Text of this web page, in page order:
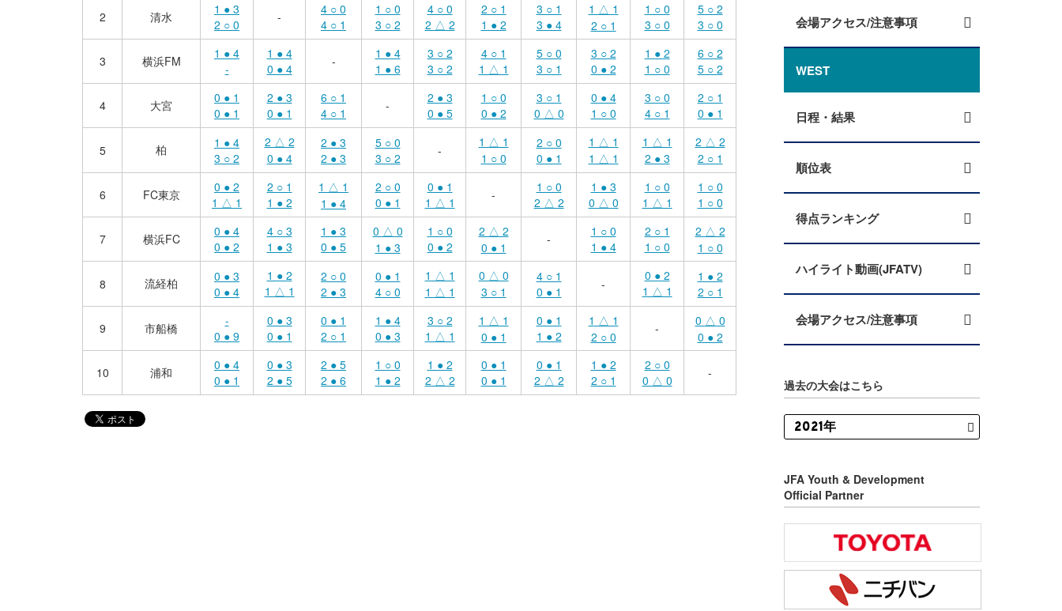
2 清水
1 ● 3
2 ○ 0
-
4 ○ 0
4 ○ 1
1 ○ 0
3 ○ 2
4 ○ 0
2 △ 2
2 ○ 1
1 ● 2
3 ○ 1
3 ● 4
1 △ 1
2 ○ 1
1 ○ 0
3 ○ 0
5 ○ 2
3 ○ 0
3 横浜FM
1 ● 4
-
1 ● 4
0 ● 4
-
1 ● 4
1 ● 6
3 ○ 2
3 ○ 2
4 ○ 1
1 △ 1
5 ○ 0
3 ○ 1
3 ○ 2
0 ● 2
1 ● 2
1 ○ 0
6 ○ 2
5 ○ 2
4 大宮
0 ● 1
0 ● 1
2 ● 3
0 ● 1
6 ○ 1
4 ○ 1
-
2 ● 3
0 ● 5
1 ○ 0
0 ● 2
3 ○ 1
0 △ 0
0 ● 4
1 ○ 0
3 ○ 0
4 ○ 1
2 ○ 1
0 ● 1
5 柏
1 ● 4
3 ○ 2
2 △ 2
0 ● 4
2 ● 3
2 ● 3
5 ○ 0
3 ○ 2
-
1 △ 1
1 ○ 0
2 ○ 0
0 ● 1
1 △ 1
1 △ 1
1 △ 1
2 ● 3
2 △ 2
2 ○ 1
6 FC東京
0 ● 2
1 △ 1
2 ○ 1
1 ● 2
1 △ 1
1 ● 4
2 ○ 0
0 ● 1
0 ● 1
1 △ 1
-
1 ○ 0
2 △ 2
1 ● 3
0 △ 0
1 ○ 0
1 △ 1
1 ○ 0
1 ○ 0
7 横浜FC
0 ● 4
0 ● 2
4 ○ 3
1 ● 3
1 ● 3
0 ● 5
0 △ 0
1 ● 3
1 ○ 0
0 ● 2
2 △ 2
0 ● 1
-
1 ○ 0
1 ● 4
2 ○ 1
1 ○ 0
2 △ 2
1 ○ 0
8 流経柏
0 ● 3
0 ● 4
1 ● 2
1 △ 1
2 ○ 0
2 ● 3
0 ● 1
4 ○ 0
1 △ 1
1 △ 1
0 △ 0
3 ○ 1
4 ○ 1
0 ● 1
-
0 ● 2
1 △ 1
1 ● 2
2 ○ 1
9 市船橋
-
0 ● 9
0 ● 3
0 ● 1
0 ● 1
2 ○ 1
1 ● 4
0 ● 3
3 ○ 2
1 △ 1
1 △ 1
0 ● 1
0 ● 1
1 ● 2
1 △ 1
2 ○ 0
-
0 △ 0
0 ● 2
10 浦和
0 ● 4
0 ● 1
0 ● 3
2 ● 5
2 ● 5
2 ● 6
1 ○ 0
1 ● 2
1 ● 2
2 △ 2
0 ● 1
0 ● 1
0 ● 1
2 △ 2
1 ● 2
2 ○ 1
2 ○ 0
0 △ 0
-
会場アクセス/注意事項
WEST
日程・結果
順位表
得点ランキング
ハイライト動画(JFATV)
会場アクセス/注意事項
過去の大会はこちら
JFA Youth & Development
Official Partner